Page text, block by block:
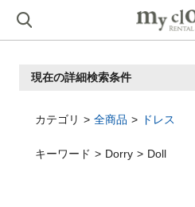
現在の詳細検索条件
カテゴリ 全商品 ドレス
キーワード Dorry Doll